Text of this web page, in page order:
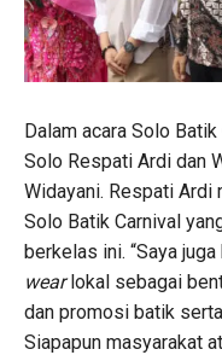
Dalam acara Solo
Solo Respati Ardi dan
Widayani. Respati Ardi
Solo Batik Carnival
berkelas ini. “Saya
wearlokal sebagai
dan promosi batik
Siapapun masyarakat